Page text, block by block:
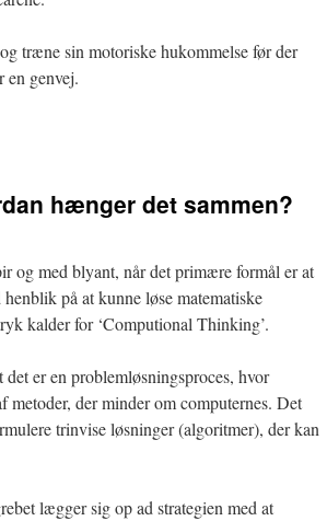
træne sin motoriske hukommelse før der
en genvej.
hænger det sammen?
og med blyant, når det primære formål er at
på at kunne løse matematiske
kalder for ‘Computional Thinking’.
er en problemløsningsproces, hvor
der minder om computernes. Det
trinvise løsninger (algoritmer), der kan
lægger sig op ad strategien med at